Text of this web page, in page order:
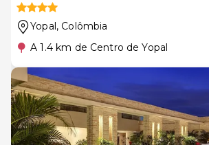
Yopal, Colômbia
A 1.4 km de Centro de Yopal